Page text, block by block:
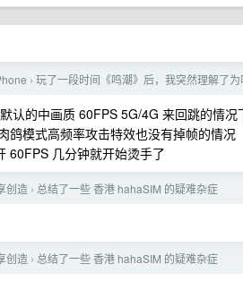
› 玩了一段时间《鸣潮》后，我突然理解了
认的中画质 60FPS 5G/4G 来回跳的情况
鸽模式高频率攻击特效也没有掉帧的情况
60FPS 几分钟就开始烫手了
创造 › 总结了一些 香港 hahaSIM 的疑难杂症
创造 › 总结了一些 香港 hahaSIM 的疑难杂症